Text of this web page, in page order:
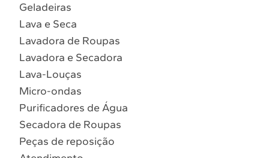
Localizar assistência técnica
Geladeiras
Lava e Seca
Lavadora de Roupas
Lavadora e Secadora
Lava-Louças
Micro-ondas
Purificadores de Água
Secadora de Roupas
Peças de reposição